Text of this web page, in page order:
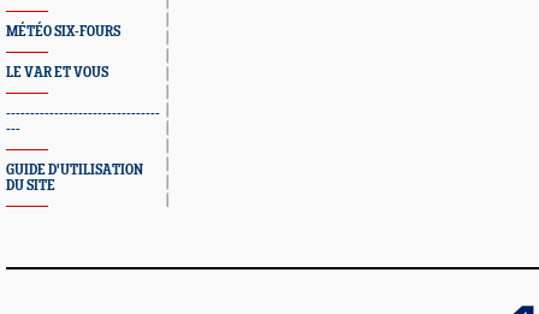
MÉTÉO SIX-FOURS
LE VAR ET VOUS
--------------------------------
---
GUIDE D'UTILISATION
DU SITE